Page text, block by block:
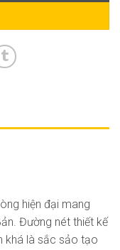
hiện đại mang
Đường nét thiết kế
khá là sắc sảo tạo